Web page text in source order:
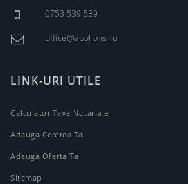
0753 539 539
office@apollons.ro
LINK-URI UTILE
Calculator Taxe Notariale
Adauga Cererea Ta
Adauga Oferta Ta
Sitemap